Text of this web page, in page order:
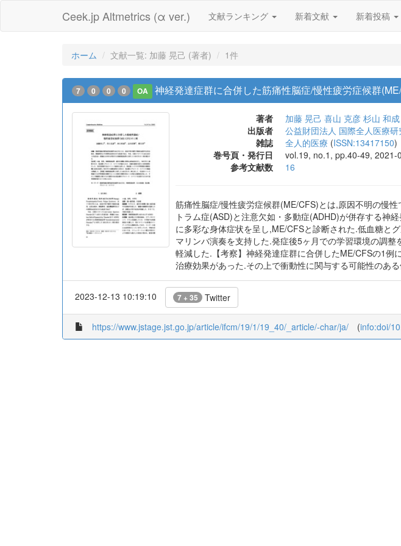
Ceek.jp Altmetrics (α ver.) 文献ランキング 新着文献 新着投稿
ホーム 文献一覧: 加藤 晃己 (著者) 1件
7 0 0 0 OA 神経発達症群に合併した筋痛性脳症/慢性疲労症候群
著者 加藤 晃己 喜山 克彦 杉山 和成
出版者
公益財団法人 国際全人医療研
雑誌
全人的医療 (ISSN:13417150)
巻号頁・発行日
vol.19, no.1, pp.40-49,
参考文献数
16
筋痛性脳症/慢性疲労症候群(ME/CFS)とは,原因不明の慢
トラム症(ASD)と注意欠如・多動症(ADHD)が併存する神
に多彩な身体症状を呈し,ME/CFSと診断された.低血糖と
マリンバ演奏を支持した.発症後5ヶ月での学習環境の調
軽減した.【考察】神経発達症群に合併したME/CFSの1例
治療効果があった.その上で衝動性に関与する可能性のあ
2023-12-13 10:19:10 7 + 35 Twitter
https://www.jstage.jst.go.jp/article/ifcm/19/1/19_40/_article/-char/ja/ (info:doi/